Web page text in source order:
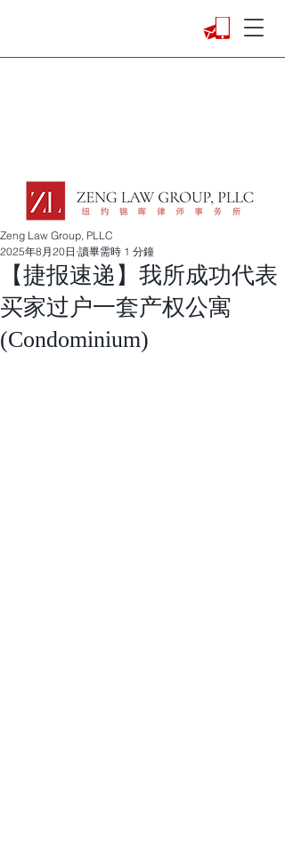
【捷报速递】我所成功代表
买家过户一套产权公寓
(Condominium)
Zeng Law Group, PLLC
2025年8月20日 讀畢需時 1 分鐘